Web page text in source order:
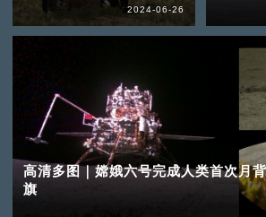
2024-06-26
高清多图｜嫦娥六号完成人类首次月
旗